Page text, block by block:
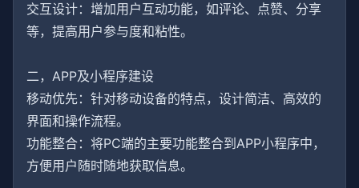
交互设计：增加用户互动功能，如评论、点赞、分享
等，提高用户参与度和粘性。
二，APP及小程序建设
移动优先：针对移动设备的特点，设计简洁、高效的
界面和操作流程。
功能整合：将PC端的主要功能整合到APP小程序中，
方便用户随时随地获取信息。